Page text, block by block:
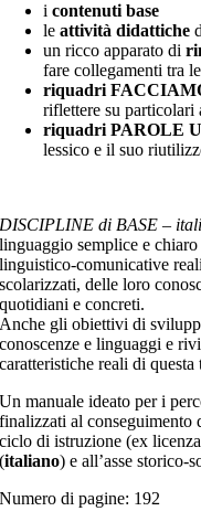
icontenuti base
leattività didattiche
un ricco apparato di
fare collegamenti tra
riquadri
riflettere su particolari
riquadri PAROLE
lessico e il suo
DISCIPLINE di BASE –
linguaggio semplice e
linguistico-comunicative
scolarizzati, delle loro
quotidiani e concreti.
Anche gli obiettivi di
conoscenze e linguaggi e
caratteristiche reali di
Un manuale ideato per i
finalizzati al
ciclo di istruzione (ex
(italiano) e all’asse storico-
Numero di pagine: 192